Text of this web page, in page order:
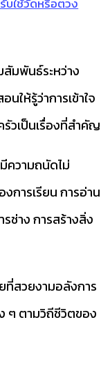
สัมพันธ์ระหว่าง
ให้รู้ว่าการเข้าใจ
วเป็นเรื่องที่สำคัญ
ความถนัดไม่
งการเรียน การอ่าน
ช่าง การสร้างสิ่ง
ที่สวยงามอลังการ
ๆ ตามวิถีชีวิตของ